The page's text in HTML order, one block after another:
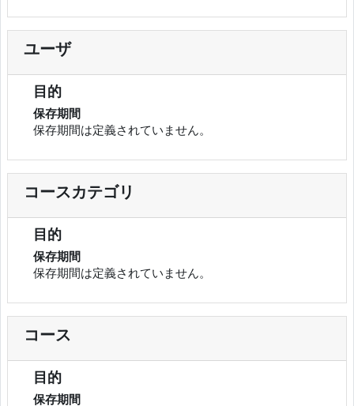
ユーザ
目的
保存期間
保存期間は定義されていません。
コースカテゴリ
目的
保存期間
保存期間は定義されていません。
コース
目的
保存期間